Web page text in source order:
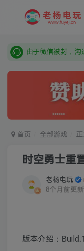
本站资源来自网
需要什么游戏请
首页 全部游戏
时空勇士重
老杨电玩
8个月前更新
版本介绍：